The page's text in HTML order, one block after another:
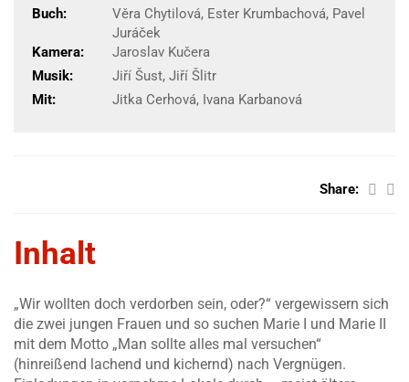
Buch:
Věra Chytilová, Ester Krumbachová, Pavel
Juráček
Kamera:
Jaroslav Kučera
Musik:
Jiří Šust, Jiří Šlitr
Mit:
Jitka Cerhová, Ivana Karbanová
Share:
Inhalt
„Wir wollten doch verdorben sein, oder?“ vergewissern sich
die zwei jungen Frauen und so suchen Marie I und Marie II
mit dem Motto „Man sollte alles mal versuchen“
(hinreißend lachend und kichernd) nach Vergnügen.